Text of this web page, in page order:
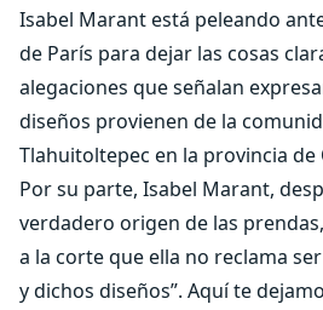
Isabel Marant está peleando
de París para dejar las cosas
alegaciones que señalan
diseños provienen de la
Tlahuitoltepec en la provincia de
Por su parte, Isabel Marant,
verdadero origen de las
a la corte que ella no reclama
y dichos diseños”. Aquí te